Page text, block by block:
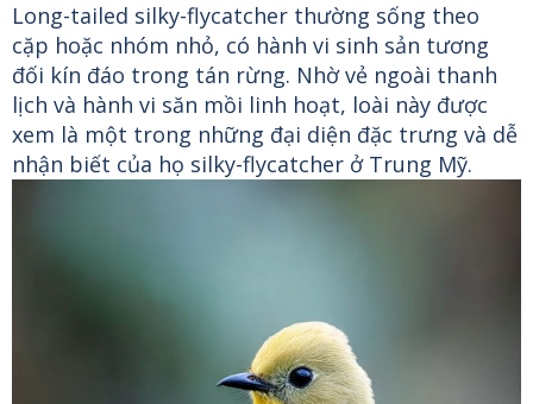
Long-tailed silky-flycatcher thường sống theo
cặp hoặc nhóm nhỏ, có hành vi sinh sản tương
đối kín đáo trong tán rừng. Nhờ vẻ ngoài thanh
lịch và hành vi săn mồi linh hoạt, loài này được
xem là một trong những đại diện đặc trưng và dễ
nhận biết của họ silky-flycatcher ở Trung Mỹ.